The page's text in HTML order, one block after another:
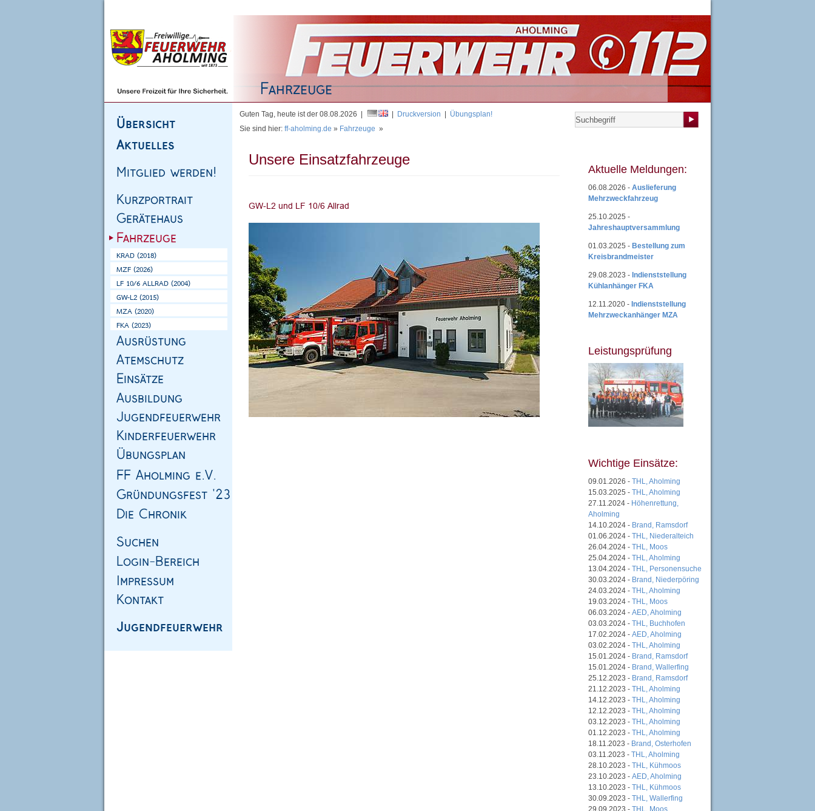
Guten Tag, heute ist der 08.08.2026 | Druckversion
Übungsplan!
Sie sind hier: ff-aholming.de » Fahrzeuge »
Unsere Einsatzfahrzeuge
Aktuelle Meldungen:
06.08.2026 - Auslieferung
Mehrzweckfahrzeug
25.10.2025 -
Jahreshauptversammlung
01.03.2025 - Bestellung zum
Kreisbrandmeister
29.08.2023 - Indienststellung
Kühlanhänger FKA
12.11.2020 - Indienststellung
Mehrzweckanhänger MZA
Leistungsprüfung
Wichtige Einsätze:
09.01.2026 - THL, Aholming
15.03.2025 - THL, Aholming
27.11.2024 - Höhenrettung,
Aholming
14.10.2024 - Brand, Ramsdorf
01.06.2024 - THL, Niederalteich
26.04.2024 - THL, Moos
25.04.2024 - THL, Aholming
13.04.2024 - THL, Personensuche
30.03.2024 - Brand, Niederpöring
24.03.2024 - THL, Aholming
19.03.2024 - THL, Moos
06.03.2024 - AED, Aholming
03.03.2024 - THL, Buchhofen
17.02.2024 - AED, Aholming
03.02.2024 - THL, Aholming
15.01.2024 - Brand, Ramsdorf
15.01.2024 - Brand, Wallerfing
25.12.2023 - Brand, Ramsdorf
21.12.2023 - THL, Aholming
14.12.2023 - THL, Aholming
12.12.2023 - THL, Aholming
03.12.2023 - THL, Aholming
01.12.2023 - THL, Aholming
18.11.2023 - Brand, Osterhofen
03.11.2023 - THL, Aholming
28.10.2023 - THL, Kühmoos
23.10.2023 - AED, Aholming
13.10.2023 - THL, Kühmoos
30.09.2023 - THL, Wallerfing
29.09.2023 - THL, Moos